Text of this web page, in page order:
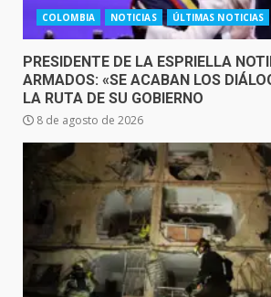
COLOMBIA NOTICIAS ÚLTIMAS NOTICIAS
PRESIDENTE DE LA ESPRIELLA
ARMADOS: «SE ACABAN LOS
LA RUTA DE SU GOBIERNO
8 de agosto de 2026